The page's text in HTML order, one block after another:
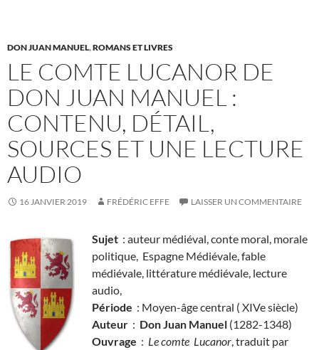
DON JUAN MANUEL,ROMANS ET LIVRES
LE COMTE LUCANOR DE
DON JUAN MANUEL :
CONTENU, DÉTAIL,
SOURCES ET UNE LECTURE
AUDIO
16 JANVIER 2019 FRÉDÉRIC EFFE LAISSER UN COMMENTAIRE
Sujet : auteur médiéval, conte moral, morale
politique, Espagne Médiévale, fable
médiévale, littérature médiévale, lecture
audio,
Période : Moyen-âge central ( XIVe siècle)
Auteur : Don Juan Manuel (1282-1348)
Ouvrage : Le comte Lucanor, traduit par